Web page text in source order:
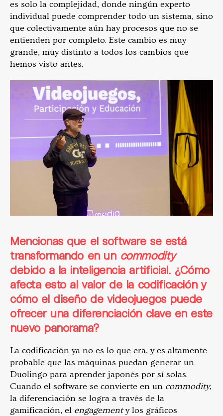
es solo la complejidad, donde ningún experto
individual puede comprender todo un sistema, sino
que colectivamente aún hay procesos que no se
entienden por completo. Este cambio es muy
grande, muy distinto a todos los cambios que
hemos visto antes.
Mencionas que el software se está
transformando en un commodity
debido a la inteligencia artificial. ¿Cómo
afecta esto al valor de la codificación y
cómo el diseño de videojuegos puede
ofrecer una diferenciación clave en este
nuevo panorama?
La codificación ya no es lo que era, y es altamente
probable que las máquinas puedan generar un
Duolingo para aprender japonés por sí solas.
Cuando el software se convierte en un commodity,
la diferenciación se logra a través de la
gamificación, el engagementy los gráficos